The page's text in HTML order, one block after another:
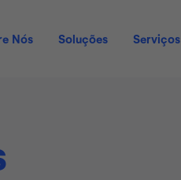
Nós Soluções Serviços